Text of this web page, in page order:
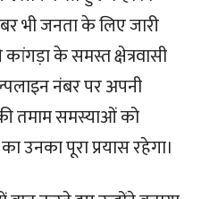
भी जनता के लिए जारी
के समस्त क्षेत्रवासी
नंबर पर अपनी
तमाम समस्याओं को
उनका पूरा प्रयास रहेगा।